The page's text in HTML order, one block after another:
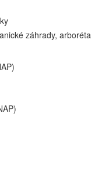
záhrady, arboréta